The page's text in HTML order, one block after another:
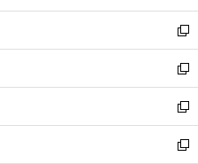
ン
ド
ウ
で
開
く
ウ
ィ
ン
ド
ウ
で
開
く
し
い
ウ
ィ
ン
ド
ウ
で
新
し
い
ウ
ィ
ン
ド
新
し
い
ウ
ィ
新
し
い
新